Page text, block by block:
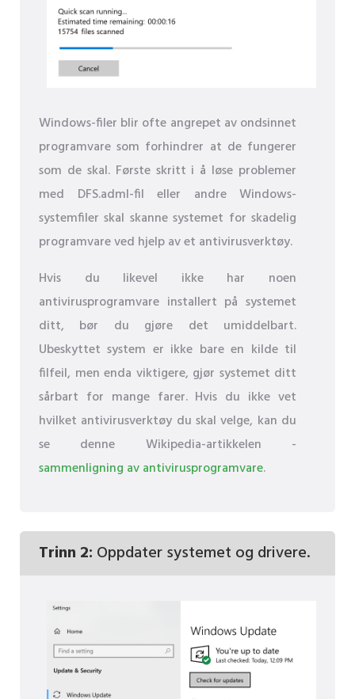
Windows-filer blir ofte angrepet av ondsinnet
programvare som forhindrer at de fungerer
som de skal. Første skritt i å løse problemer
med DFS.adml-fil eller andre Windows-
systemfiler skal skanne systemet for skadelig
programvare ved hjelp av et antivirusverktøy.
Hvis du likevel ikke har noen
antivirusprogramvare installert på systemet
ditt, bør du gjøre det umiddelbart.
Ubeskyttet system er ikke bare en kilde til
filfeil, men enda viktigere, gjør systemet ditt
sårbart for mange farer. Hvis du ikke vet
hvilket antivirusverktøy du skal velge, kan du
se denne Wikipedia-artikkelen -
sammenligning av antivirusprogramvare.
Trinn 2: Oppdater systemet og drivere.